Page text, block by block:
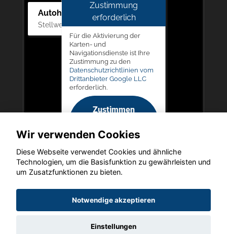
Autohaus Picker
Stellwerk 5, 57368 Lennestadt
Zustimmung
erforderlich
Für die Aktivierung der
Karten- und
Navigationsdienste ist Ihre
Zustimmung zu den
Datenschutzrichtlinien vom
Drittanbieter Google LLC
erforderlich.
Zustimmen
aktivieren
Copyright © 2026. Autohaus Picker
Wir verwenden Cookies
Diese Webseite verwendet Cookies und ähnliche
Technologien, um die Basisfunktion zu gewährleisten und
um Zusatzfunktionen zu bieten.
Notwendige akzeptieren
Einstellungen